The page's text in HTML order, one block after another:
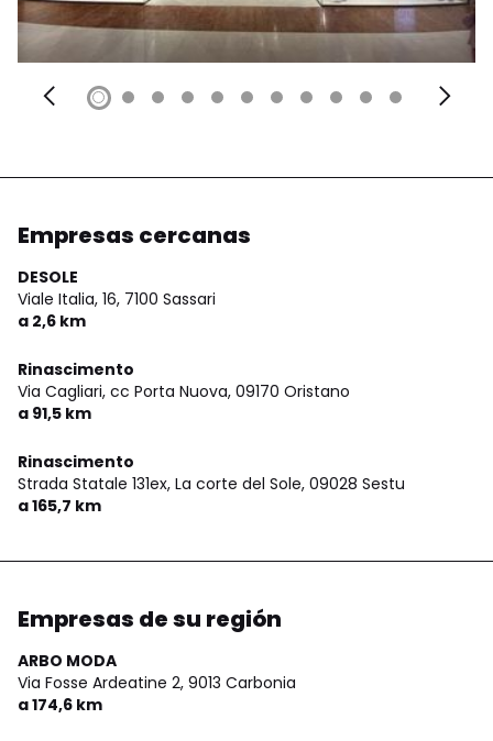
Empresas cercanas
DESOLE
Viale Italia, 16, 7100 Sassari
a 2,6 km
Rinascimento
Via Cagliari, cc Porta Nuova, 09170 Oristano
a 91,5 km
Rinascimento
Strada Statale 131ex, La corte del Sole, 09028 Sestu
a 165,7 km
Empresas de su región
ARBO MODA
Via Fosse Ardeatine 2, 9013 Carbonia
a 174,6 km